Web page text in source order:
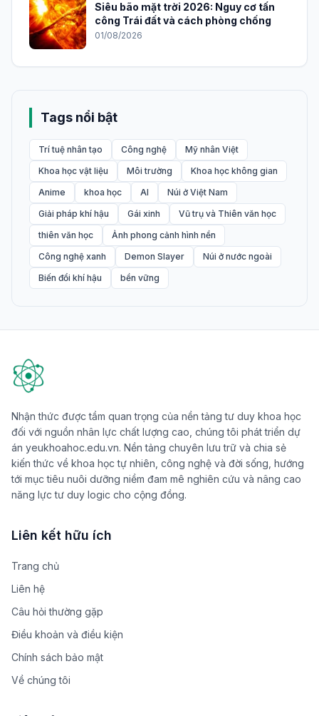
Siêu bão mặt trời 2026: Nguy cơ tấn
công Trái đất và cách phòng chống
01/08/2026
Tags nổi bật
Trí tuệ nhân tạo Công nghệ
Mỹ nhân Việt
Khoa học vật liệu
Môi trường
Khoa học không gian
Anime
khoa học AI
Núi ở Việt Nam
Giải pháp khí hậu
Gái xinh
Vũ trụ và Thiên văn học
thiên văn học
Ảnh phong cảnh hình nền
Công nghệ xanh
Demon Slayer
Núi ở nước ngoài
Biến đổi khí hậu
bền vững
Nhận thức được tầm quan trọng của nền tảng tư duy khoa học
đối với nguồn nhân lực chất lượng cao, chúng tôi phát triển dự
án yeukhoahoc.edu.vn. Nền tảng chuyên lưu trữ và chia sẻ
kiến thức về khoa học tự nhiên, công nghệ và đời sống, hướng
tới mục tiêu nuôi dưỡng niềm đam mê nghiên cứu và nâng cao
năng lực tư duy logic cho cộng đồng.
Liên kết hữu ích
Trang chủ
Liên hệ
Câu hỏi thường gặp
Điều khoản và điều kiện
Chính sách bảo mật
Về chúng tôi